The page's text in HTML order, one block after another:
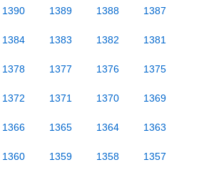
1390 1389 1388 1387
1384 1383 1382 1381
1378 1377 1376 1375
1372 1371 1370 1369
1366 1365 1364 1363
1360 1359 1358 1357